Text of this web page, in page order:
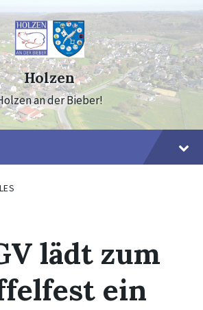
Holzen
an der Bieber!
lädt zum
ein